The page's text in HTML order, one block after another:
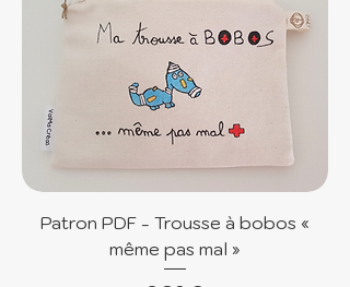
Patron PDF - Trousse à bobos «
même pas mal »